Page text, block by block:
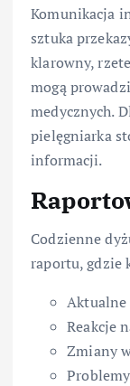
Komunikacja
sztuka
klarowny,
mogą
medycznych.
pielęgniarka
informacji.
Codzienne
raportu, gdzie
Reakcje
Zmiany